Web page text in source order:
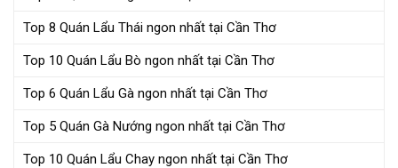
Top 8 Quán Lẩu Thái ngon nhất tại Cần Thơ
Top 10 Quán Lẩu Bò ngon nhất tại Cần Thơ
Top 6 Quán Lẩu Gà ngon nhất tại Cần Thơ
Top 5 Quán Gà Nướng ngon nhất tại Cần Thơ
Top 10 Quán Lẩu Chay ngon nhất tại Cần Thơ